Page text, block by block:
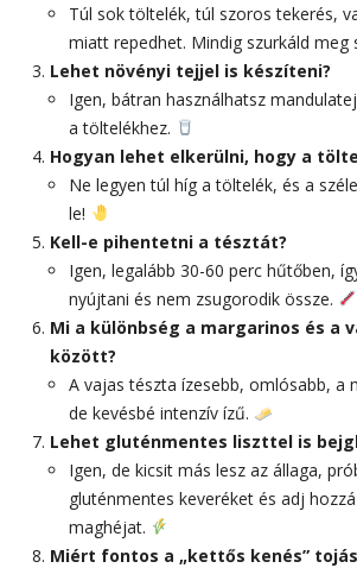
Túl sok töltelék, túl szoros tekerés,
miatt repedhet. Mindig szurkáld meg
Lehet növényi tejjel is készíteni?
Igen, bátran használhatsz
a töltelékhez.
Hogyan lehet elkerülni, hogy a
Ne legyen túl híg a töltelék, és a
le!
Kell-e pihentetni a tésztát?
Igen, legalább 30-60 perc hűtőben,
nyújtani és nem zsugorodik össze.
Mi a különbség a margarinos és a
között?
A vajas tészta ízesebb, omlósabb, a
de kevésbé intenzív ízű.
Lehet gluténmentes liszttel is
Igen, de kicsit más lesz az állaga,
gluténmentes keveréket és adj
maghéjat.
Miért fontos a „kettős kenés”